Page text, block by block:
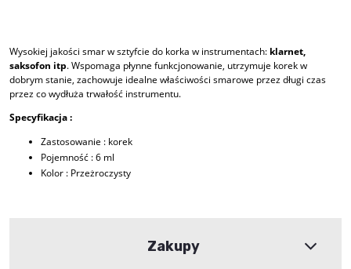
Wysokiej jakości smar w sztyfcie do korka w instrumentach: klarnet,
saksofon itp. Wspomaga płynne funkcjonowanie, utrzymuje korek w
dobrym stanie, zachowuje idealne właściwości smarowe przez długi czas
przez co wydłuża trwałość instrumentu.
Specyfikacja :
Zastosowanie : korek
Pojemność : 6 ml
Kolor : Przeżroczysty
Zakupy